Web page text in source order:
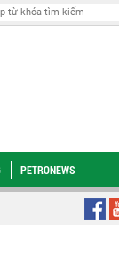
PETRONEWS
nghiên cứu khoa